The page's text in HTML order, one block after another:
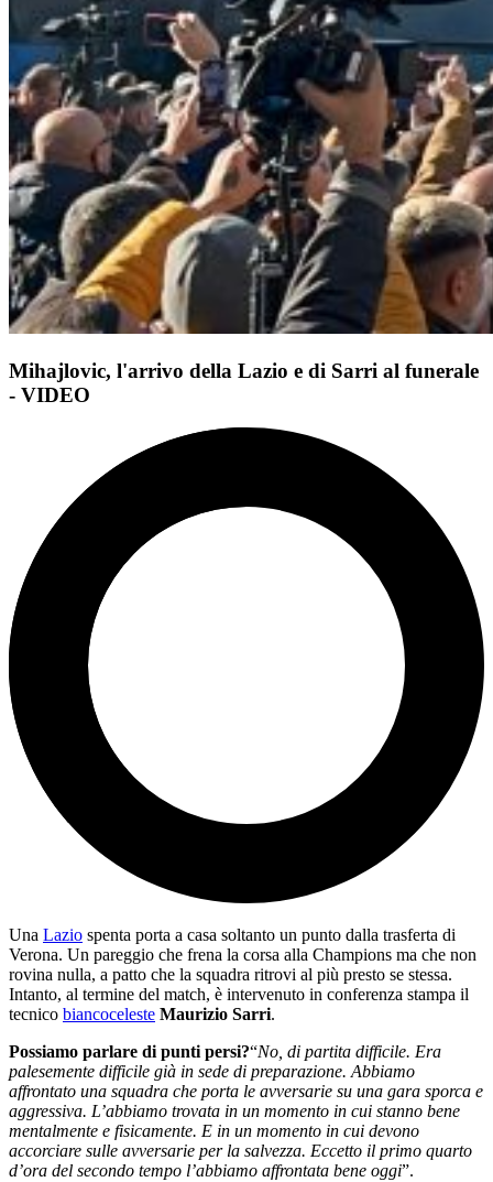
Mihajlovic, l'arrivo della Lazio e di Sarri al funerale
- VIDEO
Una Lazio spenta porta a casa soltanto un punto dalla trasferta di
Verona. Un pareggio che frena la corsa alla Champions ma che non
rovina nulla, a patto che la squadra ritrovi al più presto se stessa.
Intanto, al termine del match, è intervenuto in conferenza stampa il
tecnico biancoceleste Maurizio Sarri.
Possiamo parlare di punti persi?“No, di partita difficile. Era
palesemente difficile già in sede di preparazione. Abbiamo
affrontato una squadra che porta le avversarie su una gara sporca e
aggressiva. L’abbiamo trovata in un momento in cui stanno bene
mentalmente e fisicamente. E in un momento in cui devono
accorciare sulle avversarie per la salvezza. Eccetto il primo quarto
d’ora del secondo tempo l’abbiamo affrontata bene oggi”.